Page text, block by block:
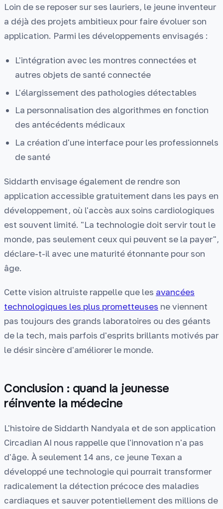
Loin de se reposer sur ses lauriers, le jeune inventeur
a déjà des projets ambitieux pour faire évoluer son
application. Parmi les développements envisagés :
L'intégration avec les montres connectées et
autres objets de santé connectée
L'élargissement des pathologies détectables
La personnalisation des algorithmes en fonction
des antécédents médicaux
La création d'une interface pour les professionnels
de santé
Siddarth envisage également de rendre son
application accessible gratuitement dans les pays en
développement, où l'accès aux soins cardiologiques
est souvent limité. "La technologie doit servir tout le
monde, pas seulement ceux qui peuvent se la payer",
déclare-t-il avec une maturité étonnante pour son
âge.
Cette vision altruiste rappelle que les avancées
technologiques les plus prometteuses ne viennent
pas toujours des grands laboratoires ou des géants
de la tech, mais parfois d'esprits brillants motivés par
le désir sincère d'améliorer le monde.
Conclusion : quand la jeunesse
réinvente la médecine
L'histoire de Siddarth Nandyala et de son application
Circadian AI nous rappelle que l'innovation n'a pas
d'âge. À seulement 14 ans, ce jeune Texan a
développé une technologie qui pourrait transformer
radicalement la détection précoce des maladies
cardiaques et sauver potentiellement des millions de